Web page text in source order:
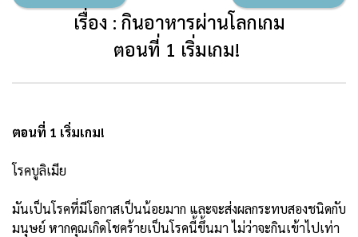
เรื่อง : กินอาหารผ่านโลกเกม
ตอนที่ 1 เริ่มเกม!
ตอนที่ 1 เริ่มเกม!
โรคบูลิเมีย
มันเป็นโรคที่มีโอกาสเป็นน้อยมาก และจะส่งผลกระทบสองชนิดกับ
มนุษย์ หากคุณเกิดโชคร้ายเป็นโรคนี้ขึ้นมา ไม่ว่าจะกินเข้าไปเท่า